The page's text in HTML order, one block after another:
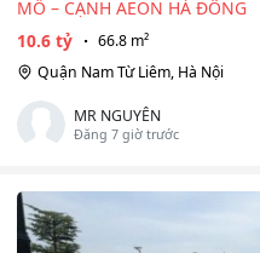
MỖ – CẠNH AEON HÀ ĐÔNG
10.6 tỷ
66.8 m²
Quận Nam Từ Liêm, Hà Nội
MR NGUYÊN
Đăng 7 giờ trước